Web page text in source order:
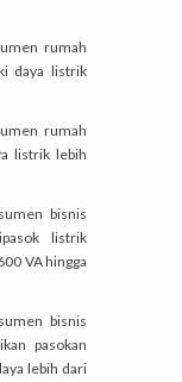
rumah
daya listrik
rumah
listrik lebih
bisnis
listrik
VA hingga
bisnis
pasokan
lebih dari